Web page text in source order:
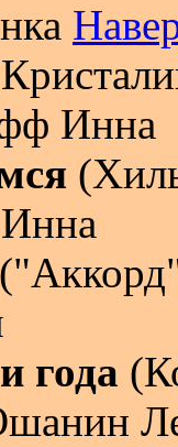
Инна
года